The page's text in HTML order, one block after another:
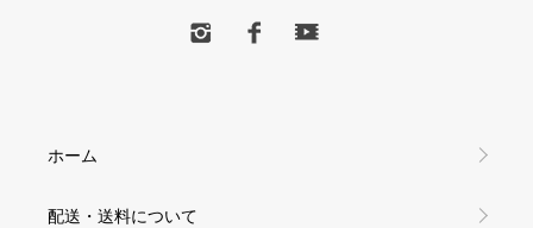
ホーム
配送・送料について